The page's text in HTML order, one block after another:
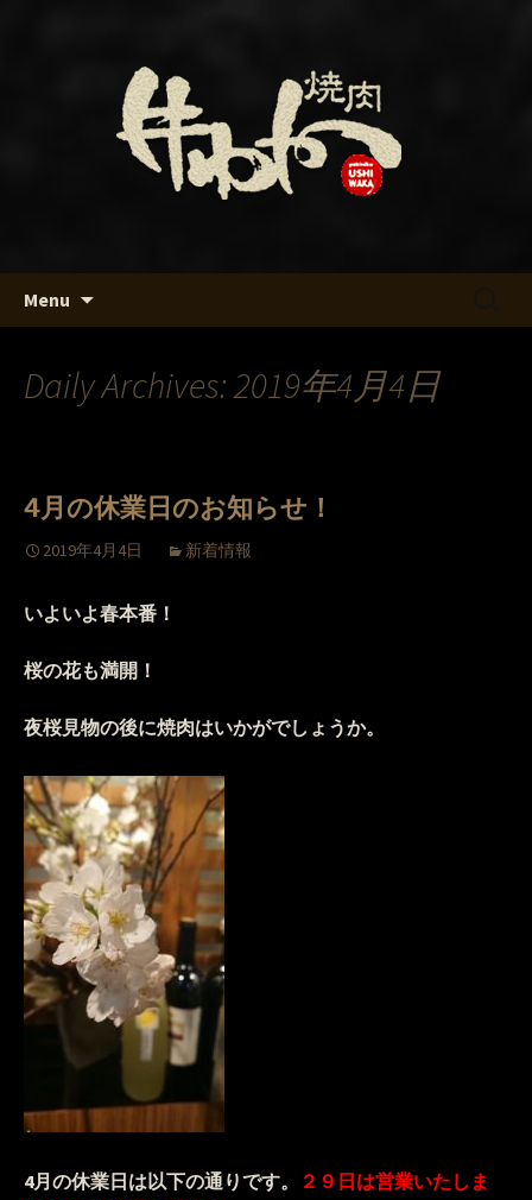
名古屋・名駅の焼肉「牛わか」
のブログ
Menu
Daily Archives: 2019年4月4日
4月の休業日のお知らせ！
2019年4月4日 新着情報
いよいよ春本番！
桜の花も満開！
夜桜見物の後に焼肉はいかがでしょうか。
4月の休業日は以下の通りです。 ２９ 日は営業いたしま